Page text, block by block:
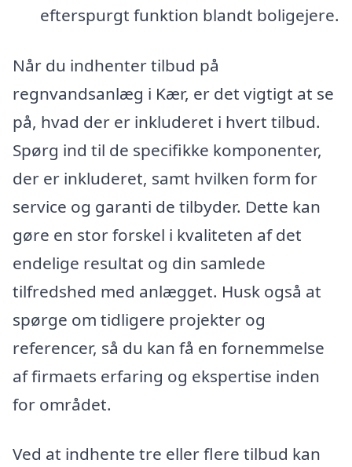
efterspurgt funktion blandt boligejere.
Når du indhenter tilbud på
regnvandsanlæg i Kær, er det vigtigt at se
på, hvad der er inkluderet i hvert tilbud.
Spørg ind til de specifikke komponenter,
der er inkluderet, samt hvilken form for
service og garanti de tilbyder. Dette kan
gøre en stor forskel i kvaliteten af det
endelige resultat og din samlede
tilfredshed med anlægget. Husk også at
spørge om tidligere projekter og
referencer, så du kan få en fornemmelse
af firmaets erfaring og ekspertise inden
for området.
Ved at indhente tre eller flere tilbud kan